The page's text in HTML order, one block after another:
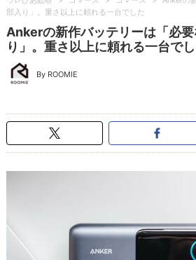
部入り」。重さ以上に頼れる一台でした
Ankerの新作バッテリーは「必
り」。重さ以上に頼れる一台で
By ROOMIE